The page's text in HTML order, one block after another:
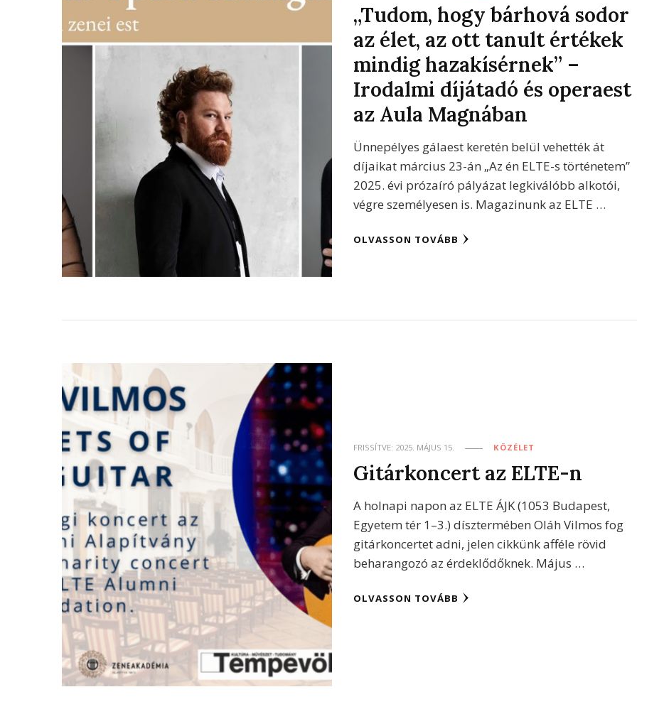
„Tudom, hogy bárhová sodor
az élet, az ott tanult értékek
mindig hazakísérnek” –
Irodalmi díjátadó és operaest
az Aula Magnában
Ünnepélyes gálaest keretén belül vehették át
díjaikat március 23-án „Az én ELTE-s történetem”
2025. évi prózaíró pályázat legkiválóbb alkotói,
végre személyesen is. Magazinunk az ELTE …
OLVASSON TOVÁBB
FRISSÍTVE: 2025. MÁJUS 15. KÖZÉLET
Gitárkoncert az ELTE-n
A holnapi napon az ELTE ÁJK (1053 Budapest,
Egyetem tér 1–3.) dísztermében Oláh Vilmos fog
gitárkoncertet adni, jelen cikkünk afféle rövid
beharangozó az érdeklődőknek. Május …
OLVASSON TOVÁBB